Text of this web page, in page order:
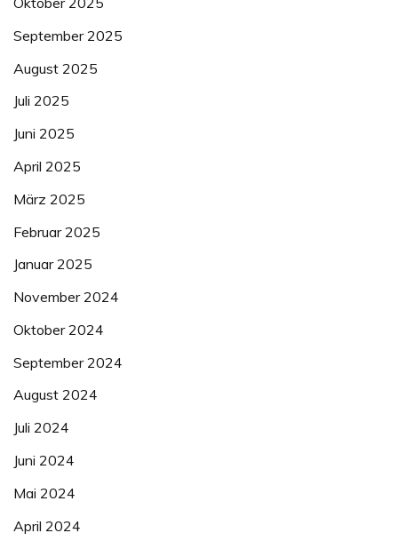
September 2025
August 2025
Juli 2025
Juni 2025
April 2025
März 2025
Februar 2025
Januar 2025
November 2024
Oktober 2024
September 2024
August 2024
Juli 2024
Juni 2024
Mai 2024
April 2024